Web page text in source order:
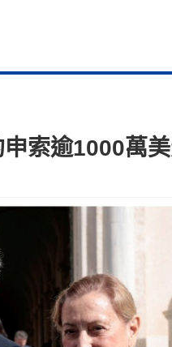
索逾1000萬